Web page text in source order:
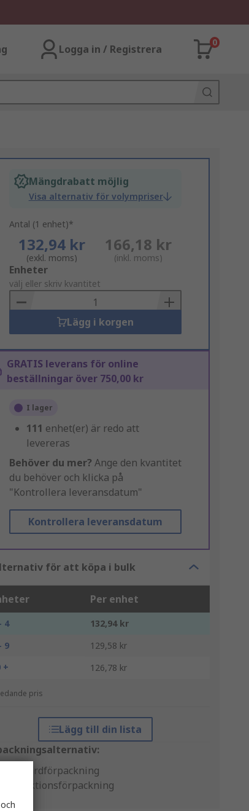
Logga in / Registrera
0
Mängdrabatt möjlig
Visa alternativ för volympriser
Antal (1 enhet)*
132,94 kr
(exkl. moms)
166,18 kr
(inkl. moms)
Add
to
Basket
Enheter
välj eller skriv kvantitet
Lägg i korgen
GRATIS leverans för online
beställningar över 750,00 kr
I lager
111 enhet(er) är redo att
levereras
Behöver du mer? Ange den kvantitet
du behöver och klicka på
"Kontrollera leveransdatum"
Kontrollera leveransdatum
för att köpa i bulk
Per enhet
4
132,94 kr
9
129,58 kr
+
126,78 kr
pris
Lägg till din lista
Standardförpackning
Produktionsförpackning